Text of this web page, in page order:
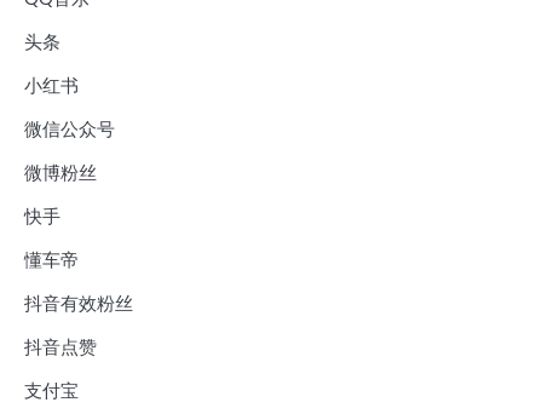
头条
小红书
微信公众号
微博粉丝
快手
懂车帝
抖音有效粉丝
抖音点赞
支付宝